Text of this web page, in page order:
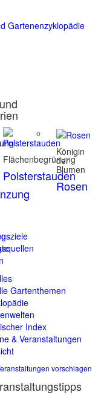
Flächenbegrünung
Polsterstauden
Königin
der
Blumen
Rosen
vorschlagen
Gartenthemen
Index
& Veranstaltungen